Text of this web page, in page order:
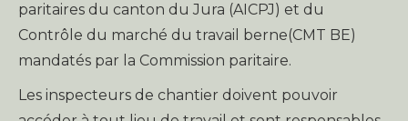
paritaires du canton du Jura (AICPJ) et du
Contrôle du marché du travail berne(CMT BE)
mandatés par la Commission paritaire.
Les inspecteurs de chantier doivent pouvoir